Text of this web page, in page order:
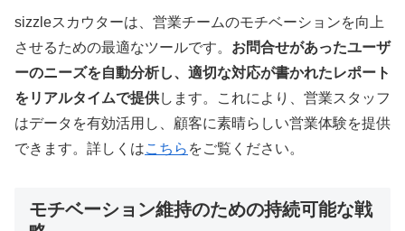
sizzleスカウターは、営業チームのモチベーションを向上
させるための最適なツールです。 お問合せがあったユーザ
ーのニーズを自動分析し、適切な対応が書かれたレポート
をリアルタイムで提供します。これにより、営業スタッフ
はデータを有効活用し、顧客に素晴らしい営業体験を提供
できます。詳しくはこちら をご覧ください。
モチベーション維持のための持続可能な戦